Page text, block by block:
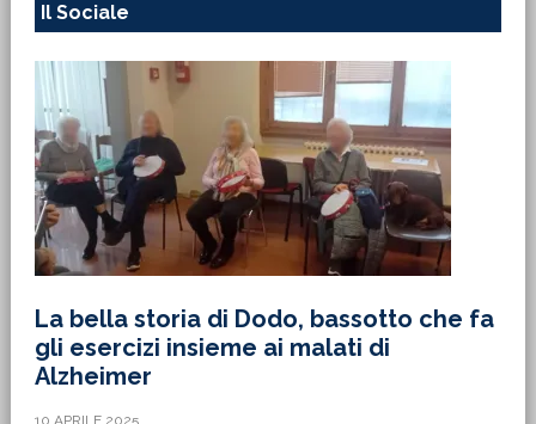
Il Sociale
La bella storia di Dodo, bassotto che fa
gli esercizi insieme ai malati di
Alzheimer
10 APRILE 2025